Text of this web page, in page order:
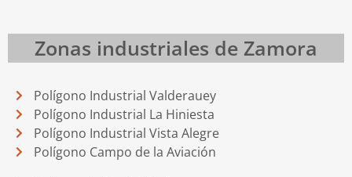
Zonas industriales de Zamora
Polígono Industrial Valderauey
Polígono Industrial La Hiniesta
Polígono Industrial Vista Alegre
Polígono Campo de la Aviación